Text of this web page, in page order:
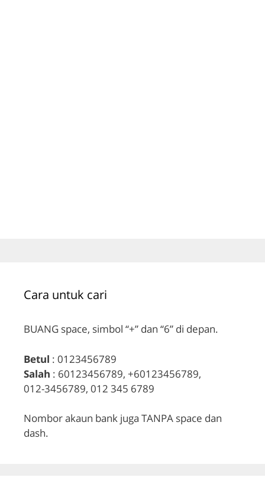
Cara untuk cari
BUANG space, simbol “+” dan “6” di depan.
Betul : 0123456789
Salah : 60123456789, +60123456789,
012-3456789, 012 345 6789
Nombor akaun bank juga TANPA space dan
dash.